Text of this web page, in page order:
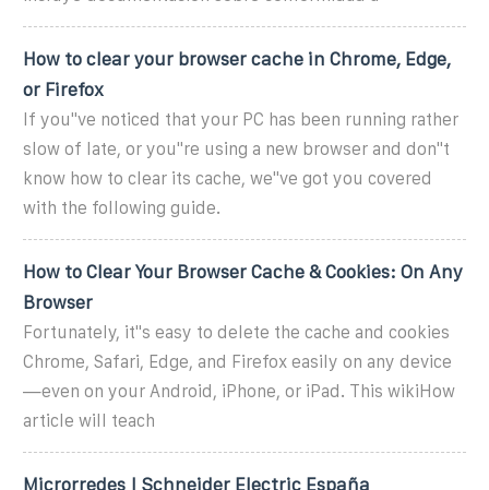
How to clear your browser cache in Chrome, Edge,
or Firefox
If you''ve noticed that your PC has been running rather
slow of late, or you''re using a new browser and don''t
know how to clear its cache, we''ve got you covered
with the following guide.
How to Clear Your Browser Cache & Cookies: On Any
Browser
Fortunately, it''s easy to delete the cache and cookies
Chrome, Safari, Edge, and Firefox easily on any device
—even on your Android, iPhone, or iPad. This wikiHow
article will teach
Microrredes | Schneider Electric España